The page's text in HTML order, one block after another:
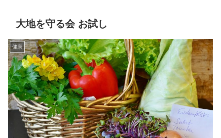
大地を守る会 お試し
健康